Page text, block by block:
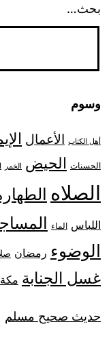
بحث…
وسوم
أهل الكتاب الأعمال
الحسنات الحيض الخمر
الصلاه
اللباس الماء
الوضوء رمضان
غسل الجنابة مكة
حديث صحيح مسلم